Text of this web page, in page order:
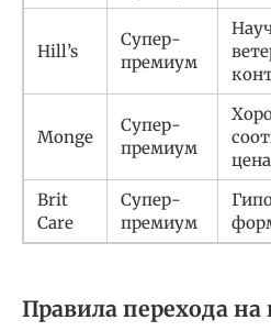
Hill’s
Супер-
премиум
Monge
Супер-
премиум
Brit
Care
Супер-
премиум
Правила перехода